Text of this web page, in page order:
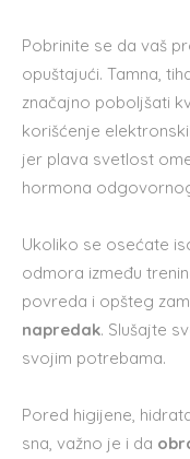
Pobrinite se da vaš
opuštajući. Tamna,
značajno poboljšati
korišćenje
jer plava svetlost
hormona
Ukoliko se osećate
odmora između
povreda i opšteg
napredak. Slušajte
svojim potrebama.
Pored higijene,
sna, važno je i da